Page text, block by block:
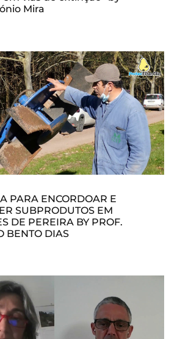
Mira
PARA ENCORDOAR E
SUBPRODUTOS EM
DE PEREIRA BY PROF.
BENTO DIAS